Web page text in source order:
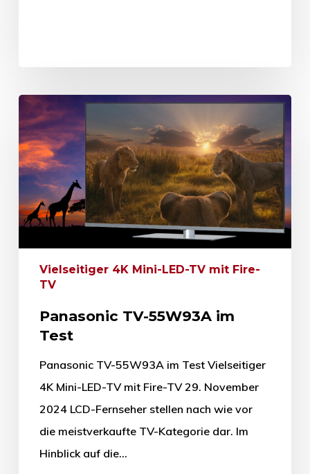
Vielseitiger 4K Mini-LED-TV mit Fire-
TV
Panasonic TV-55W93A im
Test
Panasonic TV-55W93A im Test Vielseitiger
4K Mini-LED-TV mit Fire-TV 29. November
2024 LCD-Fernseher stellen nach wie vor
die meistverkaufte TV-Kategorie dar. Im
Hinblick auf die…